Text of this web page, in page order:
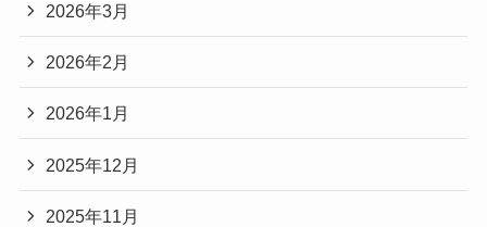
2026年3月
2026年2月
2026年1月
2025年12月
2025年11月